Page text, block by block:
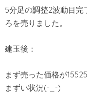
5分足の調整2波動目完
ろを売りました。
建玉後：
まず売った価格が
まずい状況(-_-)